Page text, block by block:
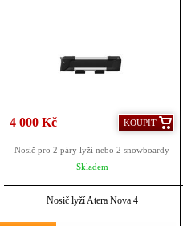
4 000 Kč KOUPIT
Nosič pro 2 páry lyží nebo 2 snowboardy
Skladem
Nosič lyží Atera Nova 4